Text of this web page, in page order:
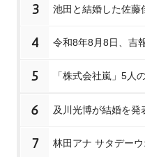
3 池田と結婚した佐藤
4 令和8年8月8日、吉
5 「株式会社嵐」5人
6 及川光博が結婚を発
7 林田アナ サタデー